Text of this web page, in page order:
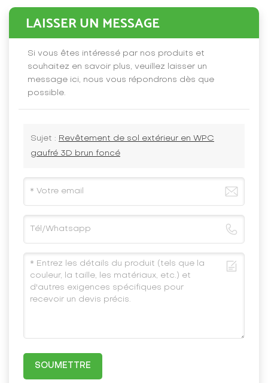
LAISSER UN MESSAGE
Si vous êtes intéressé par nos produits et
souhaitez en savoir plus, veuillez laisser un
message ici, nous vous répondrons dès que
possible.
Sujet : Revêtement de sol extérieur en WPC
gaufré 3D brun foncé
SOUMETTRE